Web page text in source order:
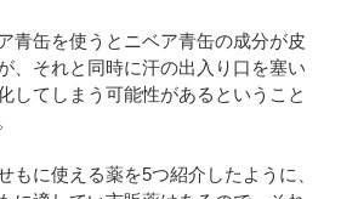
青缶を使うとニベア青缶の成分が皮
、それと同時に汗の出入り口を塞い
してしまう可能性があるということ
もに使える薬を5つ紹介したように、